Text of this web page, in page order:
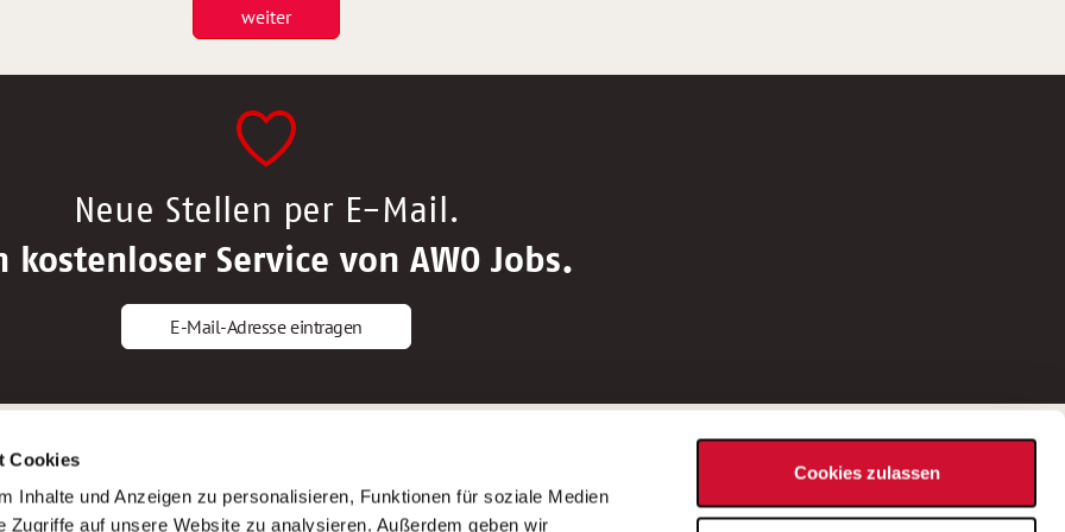
Cookies
Inhalte und Anzeigen zu personalisieren, Funktionen für soziale Medien
Zugriffe auf unsere Website zu analysieren. Außerdem geben wir
Cookies zulassen
weiter
Neue Stellen per E-Mail.
kostenloser Service von AWO Jobs.
E-Mail-Adresse eintragen
Altenpfleger*in
Krankenpfleger*in
AWO Gliederungen nach Bundesland
Stellenangebote nach Bundesländern